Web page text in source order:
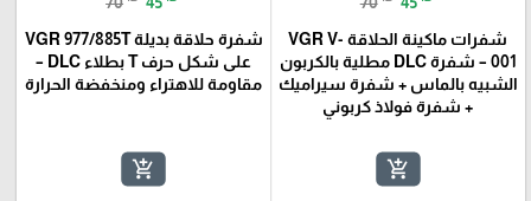
شفرات ماكينة الحلاقة VGR V-
001 – شفرة DLC مطلية بالكربون
الشبيه بالماس + شفرة سيراميك
+ شفرة فولاذ كربوني
add_shopping_cart
شفرة حلاقة بديلة VGR 977/885T
على شكل حرف T بطلاء DLC –
مقاومة للاهتراء ومنخفضة الحرارة
add_shopping_cart